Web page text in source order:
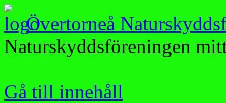
Övertorneå
Naturskyddsföreningen
Gå till innehåll